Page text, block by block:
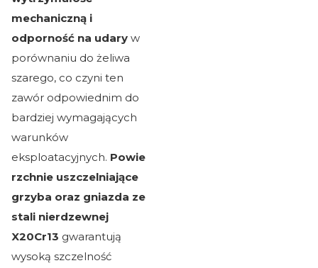
mechaniczną i
odporność na udary w
porównaniu do żeliwa
szarego, co czyni ten
zawór odpowiednim do
bardziej wymagających
warunków
eksploatacyjnych. Powie
rzchnie uszczelniające
grzyba oraz gniazda ze
stali nierdzewnej
X20Cr13 gwarantują
wysoką szczelność